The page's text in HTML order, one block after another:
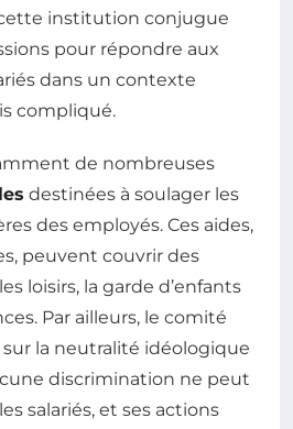
institution conjugue
pour répondre aux
dans un contexte
compliqué.
de nombreuses
destinées à soulager les
des employés. Ces aides,
peuvent couvrir des
loisirs, la garde d’enfants
Par ailleurs, le comité
la neutralité idéologique
discrimination ne peut
salariés, et ses actions